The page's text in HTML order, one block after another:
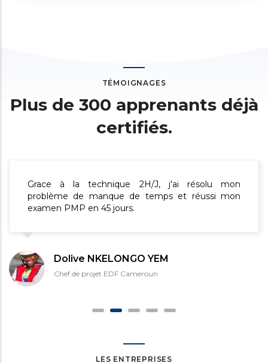
TÉMOIGNAGES
Plus de 300 apprenants déjà
certifiés.
Les outils mis à disposition par CUGIT pendant ma
formation ont été très efficaces. Les supports de
cours résumés m'ont permis d'accélérer ma
Mathias FONGANG
LES ENTREPRISES